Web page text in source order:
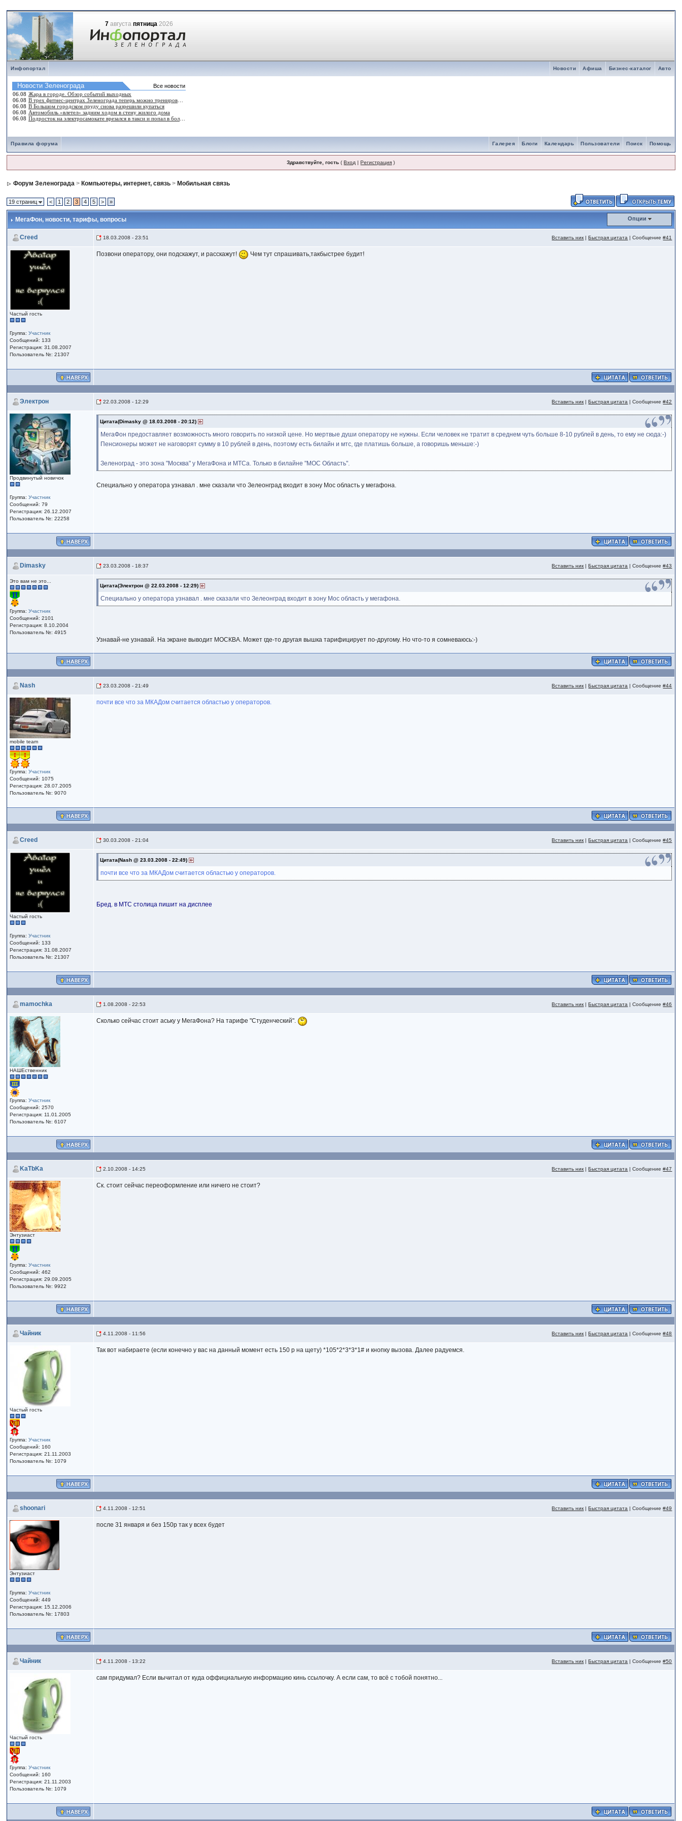
7 августапятница 2026
Инфопортал Авто
Бизнес-каталог
Афиша
Новости
Правила форума Помощь
Поиск
Пользователи
Календарь
Блоги
Галерея
Здравствуйте, гость (Вход |Регистрация )
Форум Зеленограда > Компьютеры, интернет, связь > Мобильная связь
19 страниц < 1 2 3 4 5 > »
МегаФон, новости, тарифы, вопросы Опции
Creed 18.03.2008 - 23:51 Вставить ник |Быстрая цитата | Сообщение#41
Частый гость
Группа:Участник
Сообщений: 133
Регистрация: 31.08.2007
Пользователь №: 21307
Позвони оператору, они подскажут, и расскажут! Чем тут спрашивать,такбыстрее будит!
Электрон 22.03.2008 - 12:29 Вставить ник |Быстрая цитата | Сообщение#42
Продвинутый новичок
Группа:Участник
Сообщений: 79
Регистрация: 26.12.2007
Пользователь №: 22258
Цитата(Dimasky @ 18.03.2008 - 20:12)
МегаФон предоставляет возможность много говорить по низкой цене. Но мертвые души оператору не нужны. Если человек не тратит в среднем чуть больше 8-10 рублей в день, то ему не сюда:-)
Пенсионеры может не наговорят сумму в 10 рублей в день, поэтому есть билайн и мтс, где платишь больше, а говоришь меньше:-)
Зеленоград - это зона "Москва" у МегаФона и МТСа. Только в билайне "МОС Область".
Специально у оператора узнавал . мне сказали что Зелеонград входит в зону Мос область у мегафона.
Dimasky 23.03.2008 - 18:37 Вставить ник |Быстрая цитата | Сообщение#43
Это вам не это...
Группа:Участник
Сообщений: 2101
Регистрация: 8.10.2004
Пользователь №: 4915
Цитата(Электрон @ 22.03.2008 - 12:29)
Специально у оператора узнавал . мне сказали что Зелеонград входит в зону Мос область у мегафона.
Узнавай-не узнавай. На экране выводит МОСКВА. Может где-то другая вышка тарифицирует по-другому. Но что-то я сомневаюсь:-)
Nash 23.03.2008 - 21:49 Вставить ник |Быстрая цитата | Сообщение#44
mobile team
Группа:Участник
Сообщений: 1075
Регистрация: 28.07.2005
Пользователь №: 9070
почти все что за МКАДом считается областью у операторов.
Creed 30.03.2008 - 21:04 Вставить ник |Быстрая цитата | Сообщение#45
Частый гость
Группа:Участник
Сообщений: 133
Регистрация: 31.08.2007
Пользователь №: 21307
Цитата(Nash @ 23.03.2008 - 22:49)
почти все что за МКАДом считается областью у операторов.
Бред. в МТС столица пишит на дисплее
mamochka 1.08.2008 - 22:53 Вставить ник |Быстрая цитата | Сообщение#46
НАШЕственник
Группа:Участник
Сообщений: 2570
Регистрация: 11.01.2005
Пользователь №: 6107
Сколько сейчас стоит аську у МегаФона? На тарифе "Студенческий".
KaTbKa 2.10.2008 - 14:25 Вставить ник |Быстрая цитата | Сообщение#47
Энтузиаст
Группа:Участник
Сообщений: 462
Регистрация: 29.09.2005
Пользователь №: 9922
Ск. стоит сейчас переоформление или ничего не стоит?
Чайник 4.11.2008 - 11:56 Вставить ник |Быстрая цитата | Сообщение#48
Частый гость
Группа:Участник
Сообщений: 160
Регистрация: 21.11.2003
Пользователь №: 1079
Так вот набираете (если конечно у вас на данный момент есть 150 р на щету) *105*2*3*3*1# и кнопку вызова. Далее радуемся.
shoonari 4.11.2008 - 12:51 Вставить ник |Быстрая цитата | Сообщение#49
Энтузиаст
Группа:Участник
Сообщений: 449
Регистрация: 15.12.2006
Пользователь №: 17803
после 31 января и без 150р так у всех будет
Чайник 4.11.2008 - 13:22 Вставить ник |Быстрая цитата | Сообщение#50
Частый гость
Группа:Участник
Сообщений: 160
Регистрация: 21.11.2003
Пользователь №: 1079
сам придумал? Если вычитал от куда оффициальную информацию кинь ссылочку. А если сам, то всё с тобой понятно...